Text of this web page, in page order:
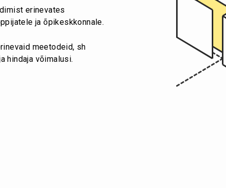
erinevates
ja õpikeskkonnale.
meetodeid, sh
hindaja võimalusi.